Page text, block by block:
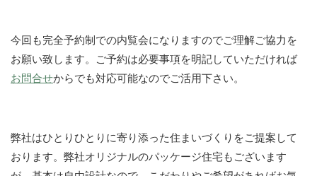
今回も完全予約制での内覧会になりますのでご理解ご協力を
お願い致します。ご予約は必要事項を明記していただければ
お問合せからでも対応可能なのでご活用下さい。
弊社はひとりひとりに寄り添った住まいづくりをご提案して
おります。弊社オリジナルのパッケージ住宅もございます